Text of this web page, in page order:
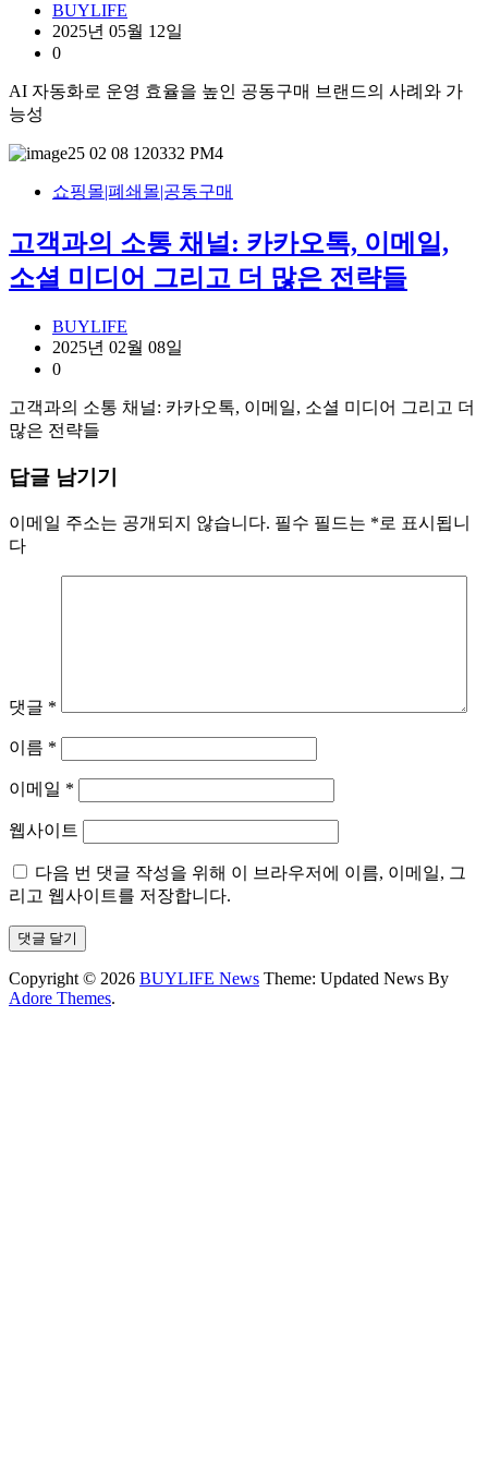
BUYLIFE
2025년 05월 12일
0
AI 자동화로 운영 효율을 높인 공동구매 브랜드의 사례와 가
능성
쇼핑몰|폐쇄몰|공동구매
고객과의 소통 채널: 카카오톡, 이메일,
소셜 미디어 그리고 더 많은 전략들
BUYLIFE
2025년 02월 08일
0
고객과의 소통 채널: 카카오톡, 이메일, 소셜 미디어 그리고 더
많은 전략들
답글 남기기
이메일 주소는 공개되지 않습니다. 필수 필드는 *로 표시됩니
다
댓글 *
이름 *
이메일 *
웹사이트
다음 번 댓글 작성을 위해 이 브라우저에 이름, 이메일, 그
리고 웹사이트를 저장합니다.
Copyright © 2026 BUYLIFE News Theme: Updated News By
Adore Themes.